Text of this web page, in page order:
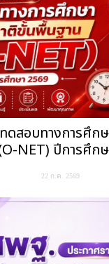
ดสอบทางการศึก
NET) ปีการศึก
22 ก.ค. 2569